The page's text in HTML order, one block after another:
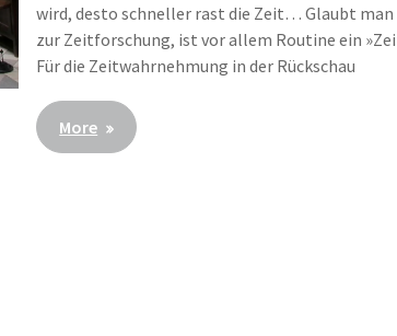
wird, desto schneller rast die Zeit… Glaubt man
zur Zeitforschung, ist vor allem Routine ein
Für die Zeitwahrnehmung in der Rückschau
More